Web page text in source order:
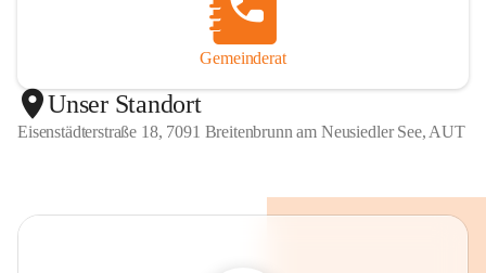
Gemeinderat
Unser Standort
Eisenstädterstraße 18, 7091 Breitenbrunn am Neusiedler See, AUT